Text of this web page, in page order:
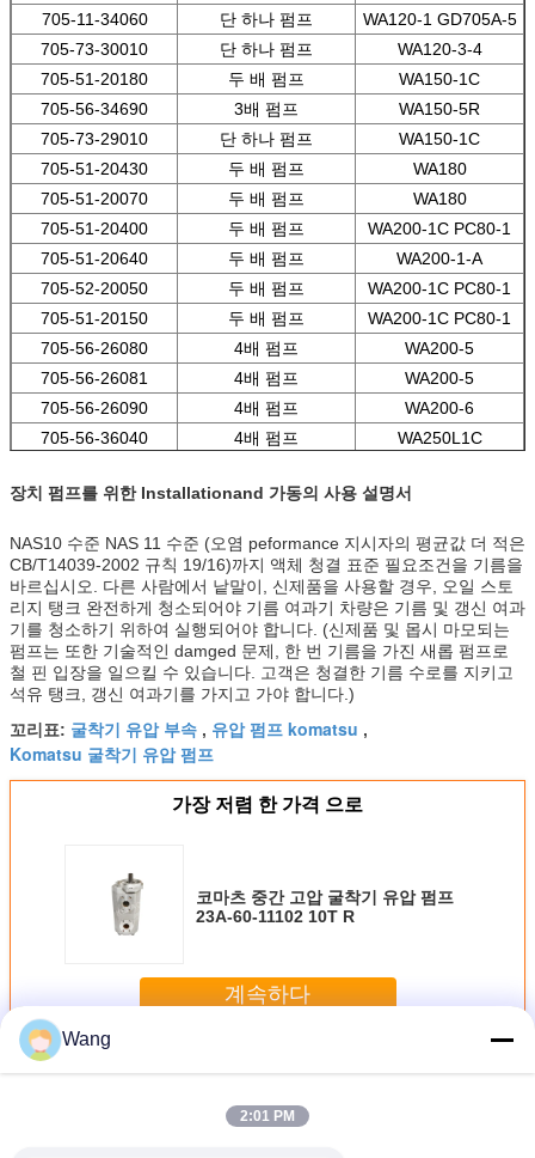
705-11-34060
단 하나 펌프
WA120-1 GD705A-5
705-73-30010
단 하나 펌프
WA120-3-4
705-51-20180
두 배 펌프
WA150-1C
705-56-34690
3배 펌프
WA150-5R
705-73-29010
단 하나 펌프
WA150-1C
705-51-20430
두 배 펌프
WA180
705-51-20070
두 배 펌프
WA180
705-51-20400
두 배 펌프
WA200-1C PC80-1
705-51-20640
두 배 펌프
WA200-1-A
705-52-20050
두 배 펌프
WA200-1C PC80-1
705-51-20150
두 배 펌프
WA200-1C PC80-1
705-56-26080
4배 펌프
WA200-5
705-56-26081
4배 펌프
WA200-5
705-56-26090
4배 펌프
WA200-6
705-56-36040
4배 펌프 WA250L1C
장치 펌프를 위한 Installationand 가동의 사용 설명서
NAS10 수준 NAS 11 수준 (오염 peformance 지시자의 평균값 더 적은
CB/T14039-2002 규칙 19/16)까지 액체 청결 표준 필요조건을 기름을
바르십시오. 다른 사람에서 낱말이, 신제품을 사용할 경우, 오일 스토
리지 탱크 완전하게 청소되어야 기름 여과기 차량은 기름 및 갱신 여과
기를 청소하기 위하여 실행되어야 합니다. (신제품 및 몹시 마모되는
펌프는 또한 기술적인 damged 문제, 한 번 기름을 가진 새롭 펌프로
철 핀 입장을 일으킬 수 있습니다. 고객은 청결한 기름 수로를 지키고
석유 탱크, 갱신 여과기를 가지고 가야 합니다.)
꼬리표: 굴착기 유압 부속 , 유압 펌프 komatsu ,
Komatsu 굴착기 유압 펌프
가장 저렴 한 가격 으로
코마츠 중간 고압 굴착기 유압 펌프
23A-60-11102 10T R
계속하다
더 많은 것
Wang
2:01 PM